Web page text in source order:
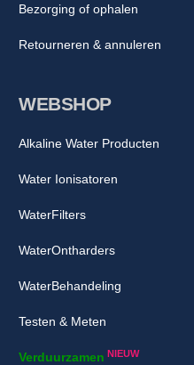
WEBSHOP
Alkaline Water Producten
Water Ionisatoren
WaterFilters
WaterOntharders
WaterBehandeling
Testen & Meten
Verduurzamen NIEUW
Bezorging of ophalen
Retourneren & annuleren